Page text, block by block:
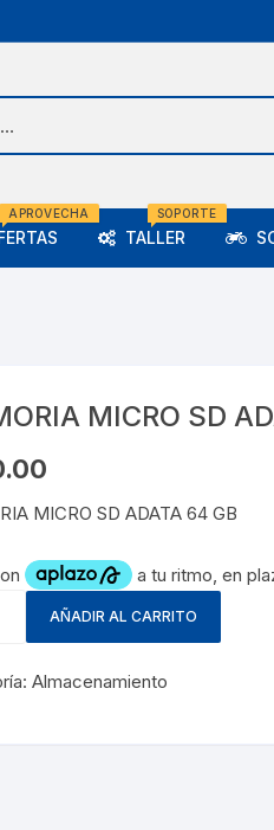
APROVECHA
TALLER
SOPORTE
MICRO SD
MICRO SD ADATA 64 GB
AÑADIR AL CARRITO
Almacenamiento